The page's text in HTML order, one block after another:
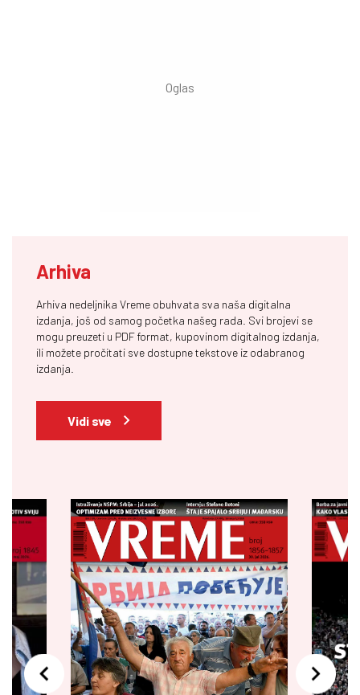
Arhiva
Arhiva nedeljnika Vreme obuhvata sva naša digitalna
izdanja, još od samog početka našeg rada. Svi brojevi se
mogu preuzeti u PDF format, kupovinom digitalnog izdanja,
ili možete pročitati sve dostupne tekstove iz odabranog
izdanja.
Vidi sve